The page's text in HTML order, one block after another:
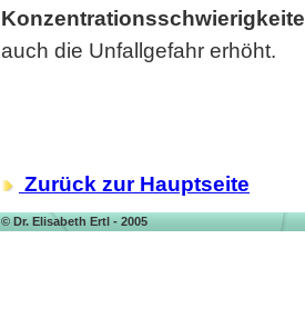
auch die Unfallgefahr erhöht.
Zurück zur Hauptseite
© Dr. Elisabeth Ertl - 2005